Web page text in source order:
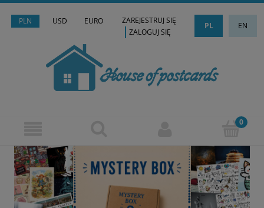
PLN USD EURO PL EN
ZAREJESTRUJ SIĘ
ZALOGUJ SIĘ